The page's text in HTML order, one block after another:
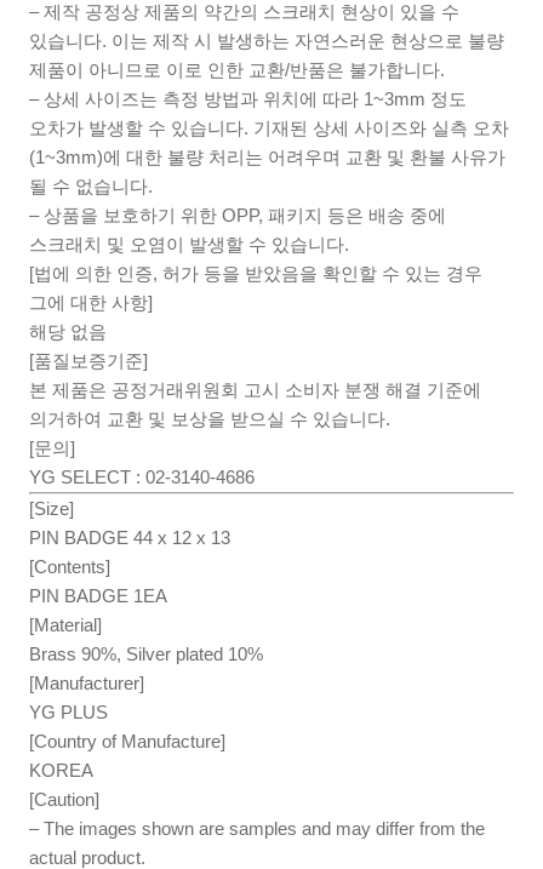
– 제작 공정상 제품의 약간의 스크래치 현상이 있을 수
있습니다. 이는 제작 시 발생하는 자연스러운 현상으로 불량
제품이 아니므로 이로 인한 교환/반품은 불가합니다.
– 상세 사이즈는 측정 방법과 위치에 따라 1~3mm 정도
오차가 발생할 수 있습니다. 기재된 상세 사이즈와 실측 오차
(1~3mm)에 대한 불량 처리는 어려우며 교환 및 환불 사유가
될 수 없습니다.
– 상품을 보호하기 위한 OPP, 패키지 등은 배송 중에
스크래치 및 오염이 발생할 수 있습니다.
[법에 의한 인증, 허가 등을 받았음을 확인할 수 있는 경우
그에 대한 사항]
해당 없음
[품질보증기준]
본 제품은 공정거래위원회 고시 소비자 분쟁 해결 기준에
의거하여 교환 및 보상을 받으실 수 있습니다.
[문의]
YG SELECT : 02-3140-4686
[Size]
PIN BADGE 44 x 12 x 13
[Contents]
PIN BADGE 1EA
[Material]
Brass 90%, Silver plated 10%
[Manufacturer]
YG PLUS
[Country of Manufacture]
KOREA
[Caution]
– The images shown are samples and may differ from the
actual product.